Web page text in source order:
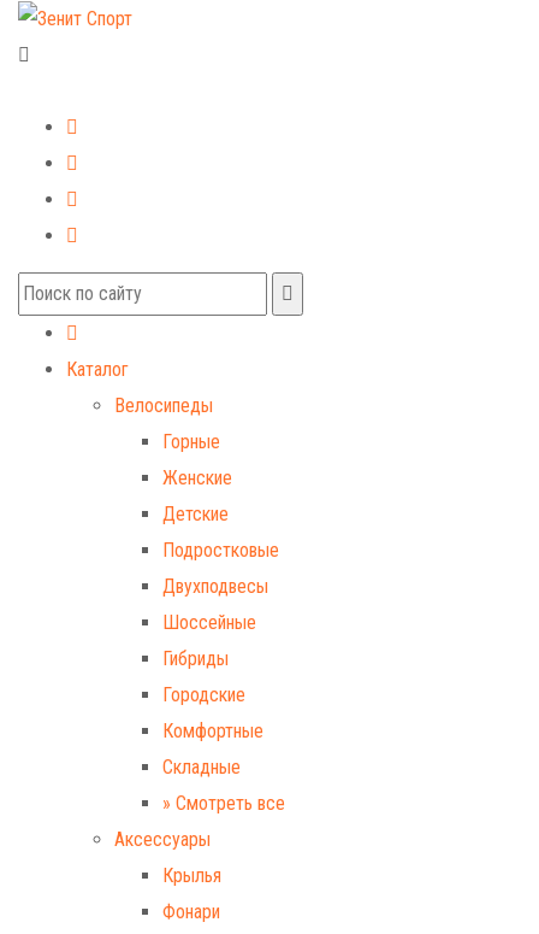
Каталог
Велосипеды
Горные
Женские
Детские
Подростковые
Двухподвесы
Шоссейные
Гибриды
Городские
Комфортные
Складные
» Смотреть все
Аксессуары
Крылья
Фонари